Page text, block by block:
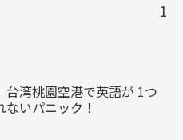
1
台湾桃園空港で英語が 1つ
いパニック！